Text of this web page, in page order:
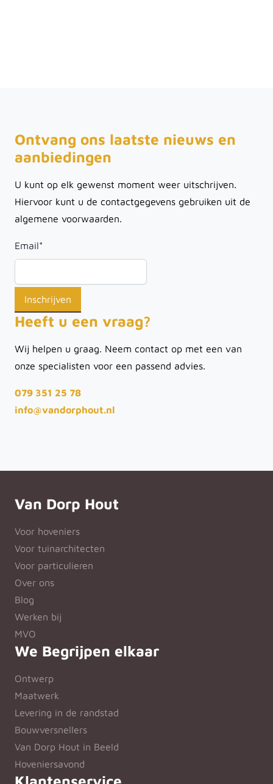
Ontvang ons laatste nieuws en
aanbiedingen
U kunt op elk gewenst moment weer uitschrijven.
Hiervoor kunt u de contactgegevens gebruiken uit de
algemene voorwaarden.
Email*
Heeft u een vraag?
Wij helpen u graag. Neem contact op met een van
onze specialisten voor een passend advies.
079 351 25 78
info@vandorphout.nl
Van Dorp Hout
Voor hoveniers
Voor tuinarchitecten
Voor particulieren
Over ons
Blog
Werken bij
MVO
We Begrijpen elkaar
Ontwerp
Maatwerk
Levering in de randstad
Bouwversnellers
Van Dorp Hout in Beeld
Hoveniersavond